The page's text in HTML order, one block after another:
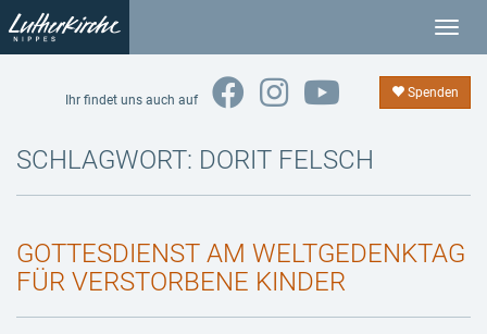
T
o
g
g
n
v
Ihr findet uns auch auf Spenden
SCHLAGWORT: DORIT FELSCH
GOTTESDIENST AM WELTGEDENKTAG
FÜR VERSTORBENE KINDER